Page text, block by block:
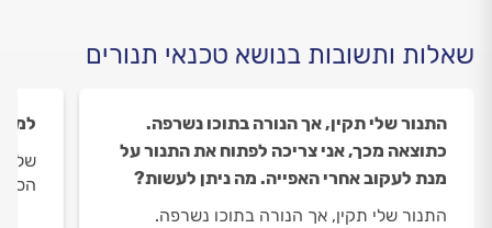
שאלות ותשובות בנושא טכנאי תנורים
התנור שלי תקין, אך הנורה בתוכו נשרפה.
כתוצאה מכך, אני צריכה לפתוח את התנור על
מנת לעקוב אחרי האפייה. מה ניתן לעשות?
התנור שלי תקין, אך הנורה בתוכו נשרפה.
למה